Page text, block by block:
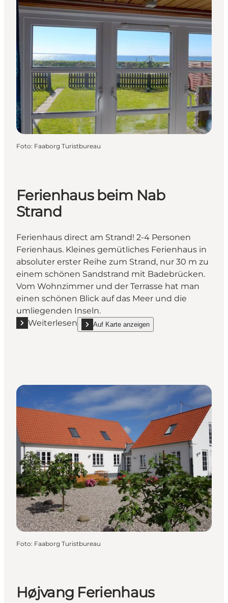
Foto: Faaborg Turistbureau
Ferienhaus beim Nab
Strand
Ferienhaus direct am Strand! 2-4 Personen
Ferienhaus. Kleines gemütliches Ferienhaus in
absoluter erster Reihe zum Strand, nur 30 m zu
einem schönen Sandstrand mit Badebrücken.
Vom Wohnzimmer und der Terrasse hat man
einen schönen Blick auf das Meer und die
umliegenden Inseln.
Weiterlesen
Mehr erfahren "Ferienhaus beim Nab Strand"
Auf Karte anzeigen
show Ferienhaus beim Nab Strand on_map
Foto: Faaborg Turistbureau
Højvang Ferienhaus